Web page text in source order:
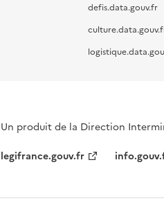
defis.data.gouv.fr
Un produit de la Direction
legifrance.gouv.fr